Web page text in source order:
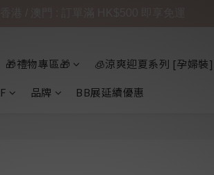
🎁禮物專區🎁 🧊涼爽迎夏系列 [孕婦裝]
品牌 BB展延續優惠